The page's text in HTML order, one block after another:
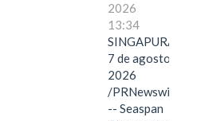
2026
13:34
SINGAPURA,
7 de agosto de
2026
/PRNewswire/
-- Seaspan